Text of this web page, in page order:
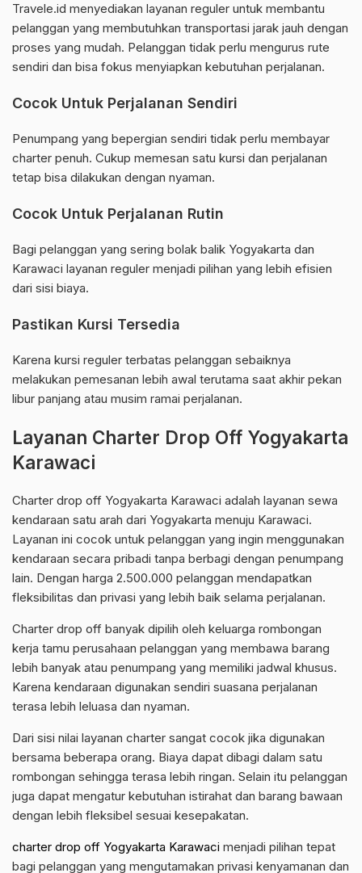
Travele.id menyediakan layanan reguler untuk membantu
pelanggan yang membutuhkan transportasi jarak jauh dengan
proses yang mudah. Pelanggan tidak perlu mengurus rute
sendiri dan bisa fokus menyiapkan kebutuhan perjalanan.
Cocok Untuk Perjalanan Sendiri
Penumpang yang bepergian sendiri tidak perlu membayar
charter penuh. Cukup memesan satu kursi dan perjalanan
tetap bisa dilakukan dengan nyaman.
Cocok Untuk Perjalanan Rutin
Bagi pelanggan yang sering bolak balik Yogyakarta dan
Karawaci layanan reguler menjadi pilihan yang lebih efisien
dari sisi biaya.
Pastikan Kursi Tersedia
Karena kursi reguler terbatas pelanggan sebaiknya
melakukan pemesanan lebih awal terutama saat akhir pekan
libur panjang atau musim ramai perjalanan.
Layanan Charter Drop Off Yogyakarta
Karawaci
Charter drop off Yogyakarta Karawaci adalah layanan sewa
kendaraan satu arah dari Yogyakarta menuju Karawaci.
Layanan ini cocok untuk pelanggan yang ingin menggunakan
kendaraan secara pribadi tanpa berbagi dengan penumpang
lain. Dengan harga 2.500.000 pelanggan mendapatkan
fleksibilitas dan privasi yang lebih baik selama perjalanan.
Charter drop off banyak dipilih oleh keluarga rombongan
kerja tamu perusahaan pelanggan yang membawa barang
lebih banyak atau penumpang yang memiliki jadwal khusus.
Karena kendaraan digunakan sendiri suasana perjalanan
terasa lebih leluasa dan nyaman.
Dari sisi nilai layanan charter sangat cocok jika digunakan
bersama beberapa orang. Biaya dapat dibagi dalam satu
rombongan sehingga terasa lebih ringan. Selain itu pelanggan
juga dapat mengatur kebutuhan istirahat dan barang bawaan
dengan lebih fleksibel sesuai kesepakatan.
charter drop off Yogyakarta Karawaci menjadi pilihan tepat
bagi pelanggan yang mengutamakan privasi kenyamanan dan